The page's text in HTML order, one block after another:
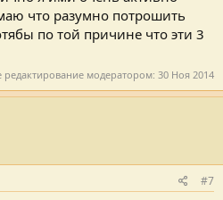
что разумно потрошить
по той причине что эти 3
редактирование модератором: 30 Ноя 2014
#7